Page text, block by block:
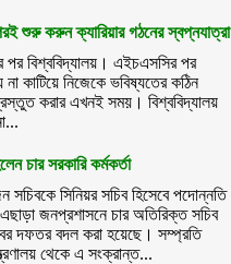
শুরু করুন ক্যারিয়ার গঠনের স্বপ্নযাত্রা
বিশ্ববিদ্যালয়। এইচএসসির পর
কাটিয়ে নিজেকে ভবিষ্যতের কঠিন
করার এখনই সময়। বিশ্ববিদ্যালয়
চার সরকারি কর্মকর্তা
সচিবকে সিনিয়র সচিব হিসেবে পদোন্নতি
জনপ্রশাসনে চার অতিরিক্ত সচিব
দফতর বদল করা হয়েছে। সম্প্রতি
থেকে এ সংক্রান্ত...